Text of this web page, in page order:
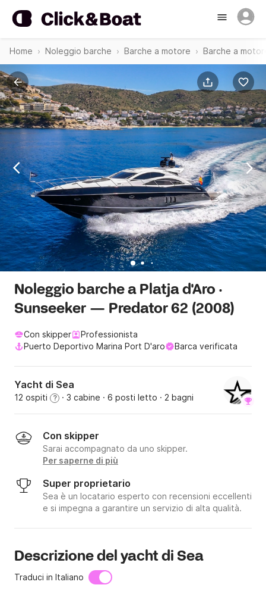
Home Noleggio barche Barche a motore Barche a
Noleggio barche a Platja d'Aro ·
Sunseeker — Predator 62 (2008)
Con skipper
Professionista
Puerto Deportivo Marina Port D'aro
Barca verificata
Yacht di Sea
12 ospiti ? · 3 cabine · 6 posti letto · 2 bagni
Con skipper
Sarai accompagnato da uno skipper.
Per saperne di più
Super proprietario
Sea è un locatario esperto con recensioni eccellenti
e si impegna a garantire un servizio di alta qualità.
Descrizione del yacht di Sea
Traduci in Italiano